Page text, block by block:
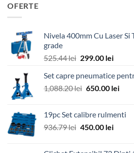
OFERTE
Nivela 400mm Cu Laser
grade
525.44lei Prețul
a
fost:
299.00 leiPrețul
este:
Set capre pneumatice
1,088.20lei Prețul
fost:
1,088.20 lei.
650.00 leiPrețul
19pc Set calibre rulmenti
936.79lei Prețul
450.00 leiPrețul